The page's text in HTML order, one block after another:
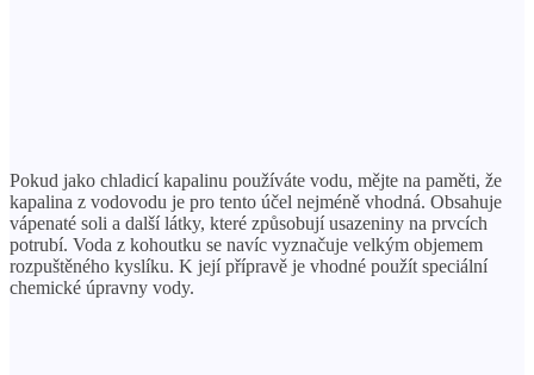
Pokud jako chladicí kapalinu používáte vodu, mějte na paměti, že
kapalina z vodovodu je pro tento účel nejméně vhodná. Obsahuje
vápenaté soli a další látky, které způsobují usazeniny na prvcích
potrubí. Voda z kohoutku se navíc vyznačuje velkým objemem
rozpuštěného kyslíku. K její přípravě je vhodné použít speciální
chemické úpravny vody.